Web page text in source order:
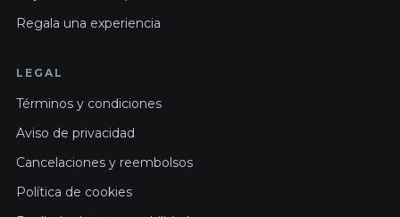
Regala una experiencia
LEGAL
Términos y condiciones
Aviso de privacidad
Cancelaciones y reembolsos
Política de cookies